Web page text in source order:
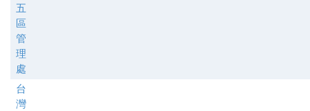
五
區
管
理
處
台
灣